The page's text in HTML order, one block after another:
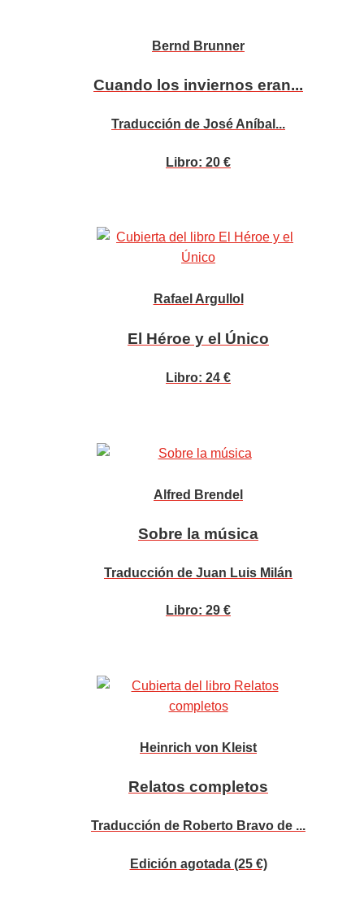
Bernd Brunner
Cuando los inviernos eran...
Traducción de José Aníbal...
Libro: 20 €
Rafael Argullol
El Héroe y el Único
Libro: 24 €
Alfred Brendel
Sobre la música
Traducción de Juan Luis Milán
Libro: 29 €
Heinrich von Kleist
Relatos completos
Traducción de Roberto Bravo de ...
Edición agotada (25 €)